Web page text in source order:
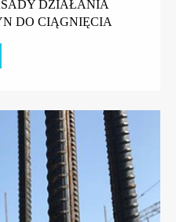
DZIAŁANIA
DO CIĄGNIĘCIA